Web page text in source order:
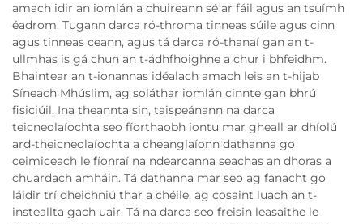
amach idir an iomlán a chuireann sé ar fáil agus an tsuímh
éadrom. Tugann darca ró-throma tinneas súile agus cinn
agus tinneas ceann, agus tá darca ró-thanaí gan an t-
ullmhas is gá chun an t-ádhfhoighne a chur i bhfeidhm.
Bhaintear an t-ionannas idéalach amach leis an t-hijab
Síneach Mhúslim, ag soláthar iomlán cinnte gan bhrú
fisiciúil. Ina theannta sin, taispeánann na darca
teicneolaíochta seo fíorthaobh iontu mar gheall ar dhíolú
ard-theicneolaíochta a cheanglaíonn dathanna go
ceimiceach le fíonraí na ndearcanna seachas an dhoras a
chuardach amháin. Tá dathanna mar seo ag fanacht go
láidir trí dheichniú thar a chéile, ag cosaint luach an t-
insteallta gach uair. Tá na darca seo freisin leasaithe le